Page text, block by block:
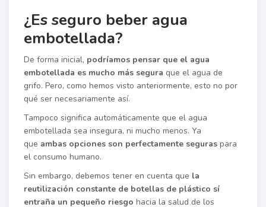
¿Es seguro beber agua
embotellada?
De forma inicial, podríamos pensar que el agua
embotellada es mucho más segura que el agua de
grifo. Pero, como hemos visto anteriormente, esto no por
qué ser necesariamente así.
Tampoco significa automáticamente que el agua
embotellada sea insegura, ni mucho menos. Ya
que ambas opciones son perfectamente seguras para
el consumo humano.
Sin embargo, debemos tener en cuenta que la
reutilización constante de botellas de plástico sí
entraña un pequeño riesgo hacia la salud de los